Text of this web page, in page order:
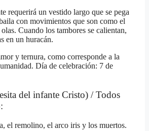
requerirá un vestido largo que se pega
con movimientos que son como el
Cuando los tambores se calientan,
en un huracán.
y ternura, como corresponde a la
Día de celebración: 7 de
del infante Cristo) / Todos
el remolino, el arco iris y los muertos.